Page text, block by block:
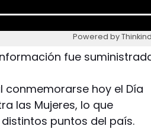
Powered by
fue
conmemorarse hoy el Día
las Mujeres, lo que
puntos del país.